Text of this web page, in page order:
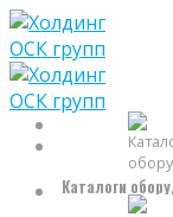
Skip
to
content
Каталоги